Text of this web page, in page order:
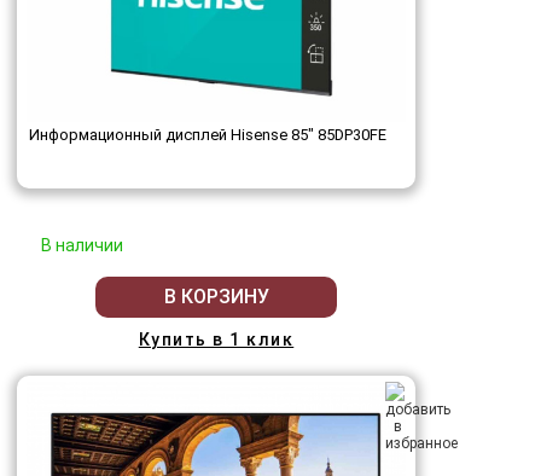
Информационный дисплей Hisense 85" 85DP30FE
В наличии
В КОРЗИНУ
Купить в 1 клик